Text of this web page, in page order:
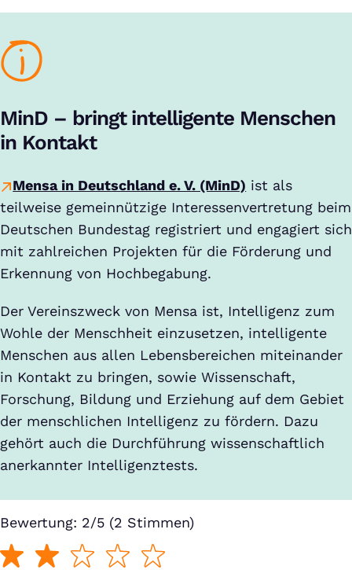
MinD – bringt intelligente Menschen
in Kontakt
Mensa in Deutschland e. V. (MinD) ist als
teilweise gemeinnützige Interessenvertretung beim
Deutschen Bundestag registriert und engagiert sich
mit zahlreichen Projekten für die Förderung und
Erkennung von Hochbegabung.
Der Vereinszweck von Mensa ist, Intelligenz zum
Wohle der Menschheit einzusetzen, intelligente
Menschen aus allen Lebensbereichen miteinander
in Kontakt zu bringen, sowie Wissenschaft,
Forschung, Bildung und Erziehung auf dem Gebiet
der menschlichen Intelligenz zu fördern. Dazu
gehört auch die Durchführung wissenschaftlich
anerkannter Intelligenztests.
Bewertung: 2/5 (2 Stimmen)